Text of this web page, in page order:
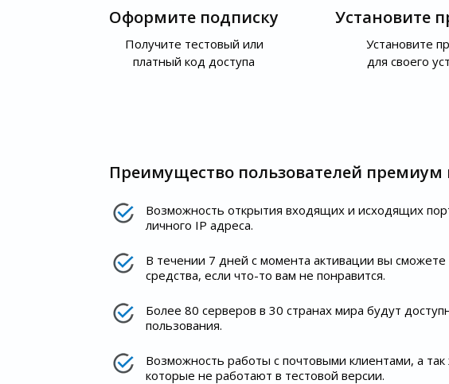
Оформите подписку
Получите тестовый или
платный код доступа
Установите
Установите
для своего
Преимущество пользователей премиум
Возможность открытия входящих и исходящих
личного IP адреса.
В течении 7 дней с момента активации вы
средства, если что-то вам не понравится.
Более 80 серверов в 30 странах мира будут
пользования.
Возможность работы с почтовыми клиентами, а
которые не работают в тестовой версии.